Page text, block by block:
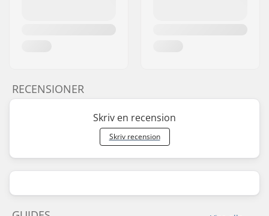
RECENSIONER
Skriv en recension
Skriv recension